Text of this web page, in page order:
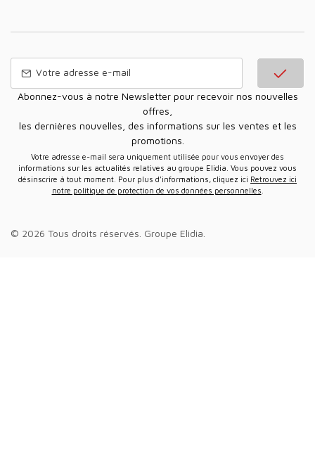
Abonnez-vous à notre Newsletter pour recevoir nos nouvelles
offres,
les dernières nouvelles, des informations sur les ventes et les
promotions.
Votre adresse e-mail sera uniquement utilisée pour vous envoyer des
informations sur les actualités relatives au groupe Elidia. Vous pouvez vous
désinscrire à tout moment. Pour plus d’informations, cliquez ici Retrouvez ici
notre politique de protection de vos données personnelles
© 2026 Tous droits réservés. Groupe Elidia